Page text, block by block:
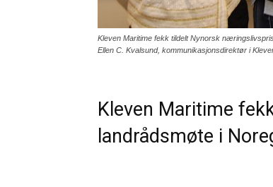
Kleven Maritime fekk tildelt Nynorsk
Ellen C. Kvalsund, kommunikasjonsdirektør i
Kleven Maritime
landrådsmøte i